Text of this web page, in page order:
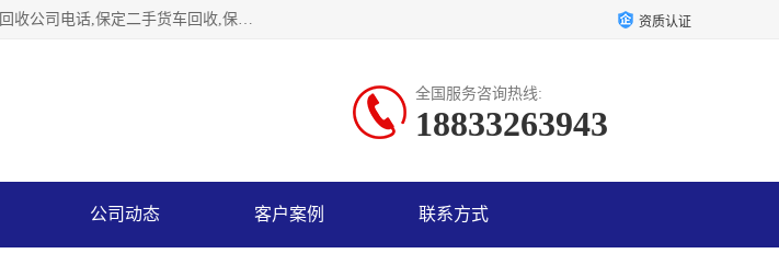
保定辉领再生资源回收有限公司主要经营保定旧车回收，保定报废汽车回收，保定报废汽车回收公司电话,保定二手货车回收,保定黄标车回收, 保定黄标车回收，保定哪里收报废车，保定废旧汽车回收，保定汽车报废手续办理，保定汽车解体厂。将通过采取区域限行促进淘汰、经济补助激励新、加大上路*法处罚、加强达标排放监管等综合措施，对老旧机动车逐步实行末位淘汰，加快老旧机动车淘汰新 资质认证
全国服务咨询热线:
18833263943
公司动态 客户案例 联系方式